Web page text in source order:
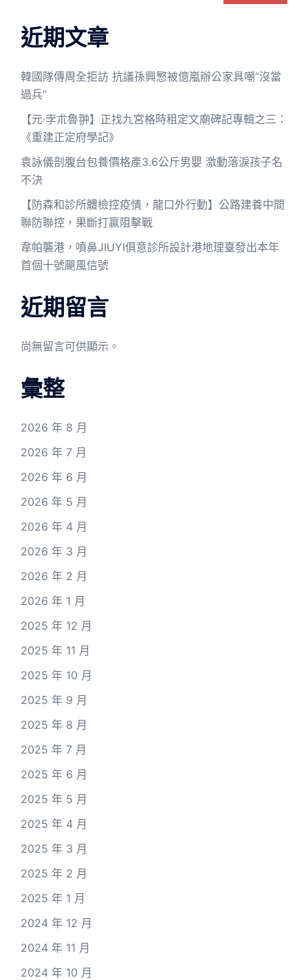
近期文章
韓國隊傳周全拒訪 抗議孫興慜被億嵐辦公家具嘲“沒當
過兵”
【元·孛朮魯翀】正找九宮格時租定文廟碑記專輯之三：
《重建正定府學記》
袁詠儀剖腹台包養價格產3.6公斤男嬰 激動落淚孩子名
不決
【防森和診所體檢控疫情，龍口外行動】公路建養中間
聯防聯控，果斷打贏阻擊戰
韋帕襲港，噴鼻JIUYI俱意診所設計港地理臺發出本年
首個十號颶風信號
近期留言
尚無留言可供顯示。
彙整
2026 年 8 月
2026 年 7 月
2026 年 6 月
2026 年 5 月
2026 年 4 月
2026 年 3 月
2026 年 2 月
2026 年 1 月
2025 年 12 月
2025 年 11 月
2025 年 10 月
2025 年 9 月
2025 年 8 月
2025 年 7 月
2025 年 6 月
2025 年 5 月
2025 年 4 月
2025 年 3 月
2025 年 2 月
2025 年 1 月
2024 年 12 月
2024 年 11 月
2024 年 10 月